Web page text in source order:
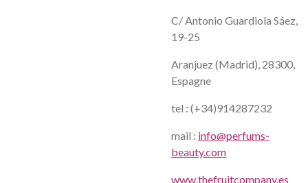
C/ Antonio Guardiola Sáez,
19-25
Aranjuez (Madrid), 28300,
Espagne
tel : (+34)914287232
mail : info@perfums-
beauty.com
www.thefruitcompany.es